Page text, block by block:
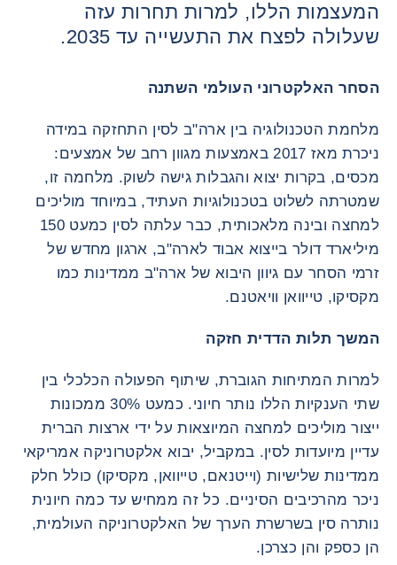
המעצמות הללו, למרות תחרות עזה
שעלולה לפצח את התעשייה עד 2035.
הסחר האלקטרוני העולמי השתנה
מלחמת הטכנולוגיה בין ארה"ב לסין התחזקה במידה
ניכרת מאז 2017 באמצעות מגוון רחב של אמצעים:
מכסים, בקרות יצוא והגבלות גישה לשוק. מלחמה זו,
שמטרתה לשלוט בטכנולוגיות העתיד, במיוחד מוליכים
למחצה ובינה מלאכותית, כבר עלתה לסין כמעט 150
מיליארד דולר בייצוא אבוד לארה"ב, ארגון מחדש של
זרמי הסחר עם גיוון היבוא של ארה"ב ממדינות כמו
מקסיקו, טייוואן וויאטנם.
המשך תלות הדדית חזקה
למרות המתיחות הגוברת, שיתוף הפעולה הכלכלי בין
שתי הענקיות הללו נותר חיוני. כמעט 30% ממכונות
ייצור מוליכים למחצה המיוצאות על ידי ארצות הברית
עדיין מיועדות לסין. במקביל, יבוא אלקטרוניקה אמריקאי
ממדינות שלישיות (וייטנאם, טייוואן, מקסיקו) כולל חלק
ניכר מהרכיבים הסיניים. כל זה ממחיש עד כמה חיונית
נותרה סין בשרשרת הערך של האלקטרוניקה העולמית,
הן כספק והן כצרכן.